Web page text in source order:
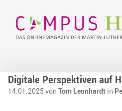
Digitale Perspektiven auf
14.01.2025 von Tom Leonhardt in